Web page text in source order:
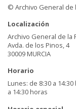
© Archivo General de
Localización
Archivo General de la
Avda. de los Pinos, 4
30009 MURCIA
Horario
Lunes: de 8:30 a
a 14:30 horas